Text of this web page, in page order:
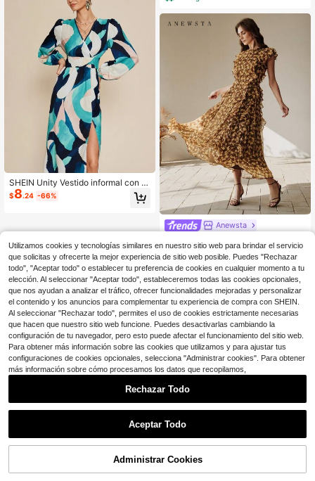
SHEIN Unity Vestido informal con c
uello en V, manga larga, estampado
de todo sobre, plisado, bajo dividido
$8.24 -66%
Anewsta
ra ceñida, estampado floral y volant
es en el bajo, estilo vacaciones, pri
mavera/verano
45
$36.74con cupón
¡72% DE DESCUENTO!
Utilizamos cookies y tecnologías similares en nuestro sitio web para brindar el servicio
que solicitas y ofrecerte la mejor experiencia de sitio web posible. Puedes "Rechazar
todo", "Aceptar todo" o establecer tu preferencia de cookies en cualquier momento a tu
elección. Al seleccionar "Aceptar todo", estableceremos todas las cookies opcionales,
que nos ayudan a analizar el tráfico, ofrecer funcionalidades mejoradas y personalizar
el contenido y los anuncios para complementar tu experiencia de compra con SHEIN.
Al seleccionar "Rechazar todo", permites el uso de cookies estrictamente necesarias
que hacen que nuestro sitio web funcione. Puedes desactivarlas cambiando la
configuración de tu navegador, pero esto puede afectar el funcionamiento del sitio web.
Para obtener más información sobre las cookies que utilizamos y para ajustar tus
configuraciones de cookies opcionales, selecciona "Administrar cookies". Para obtener
más información sobre cómo procesamos los datos que recopilamos,
Rechazar Todo
Aceptar Todo
Administrar Cookies